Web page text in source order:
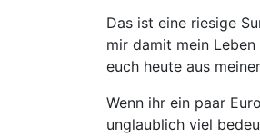
Das ist eine riesige
mir damit mein
euch heute aus
Wenn ihr ein paar
unglaublich viel